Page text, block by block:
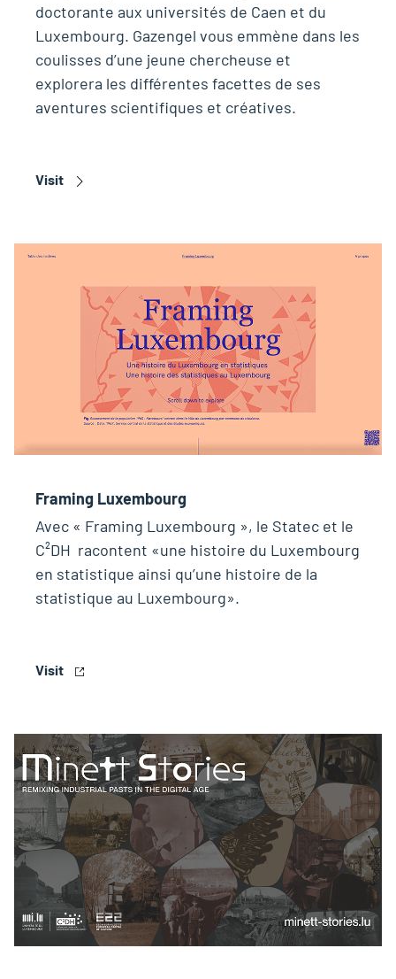
doctorante aux universités de Caen et du
Luxembourg. Gazengel vous emmène dans les
coulisses d’une jeune chercheuse et
explorera les différentes facettes de ses
aventures scientifiques et créatives.
Visit
Framing Luxembourg
Avec « Framing Luxembourg », le Statec et le
C²DH racontent «une histoire du Luxembourg
en statistique ainsi qu’une histoire de la
statistique au Luxembourg».
Visit